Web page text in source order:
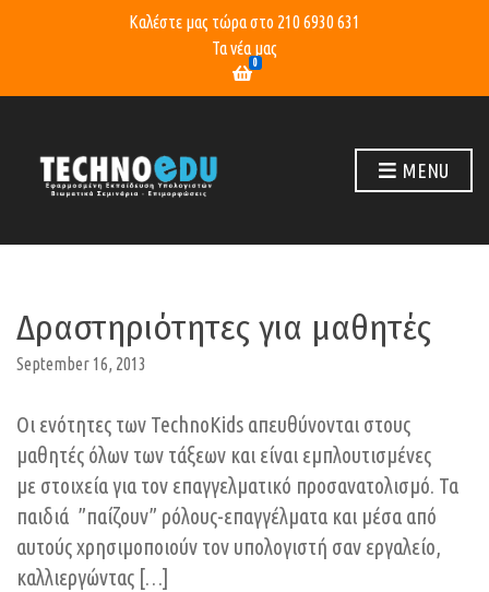
Καλέστε μας τώρα στο 210 6930 631
Τα νέα μας
0
MENU
Δραστηριότητες για μαθητές
September 16, 2013
Οι ενότητες των TechnoKids απευθύνονται στους
μαθητές όλων των τάξεων και είναι εμπλουτισμένες
με στοιχεία για τον επαγγελματικό προσανατολισμό. Τα
παιδιά ”παίζουν” ρόλους-επαγγέλματα και μέσα από
αυτούς χρησιμοποιούν τον υπολογιστή σαν εργαλείο,
καλλιεργώντας […]